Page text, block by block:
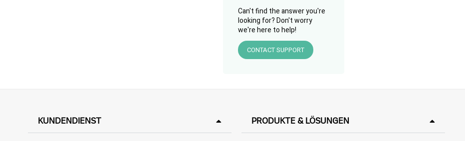
Can't find the answer you're
looking for? Don't worry
we're here to help!
CONTACT SUPPORT
KUNDENDIENST PRODUKTE & LÖSUNGEN